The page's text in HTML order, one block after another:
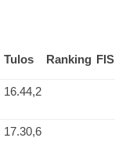
Tulos Ranking FIS
16.44,2
17.30,6